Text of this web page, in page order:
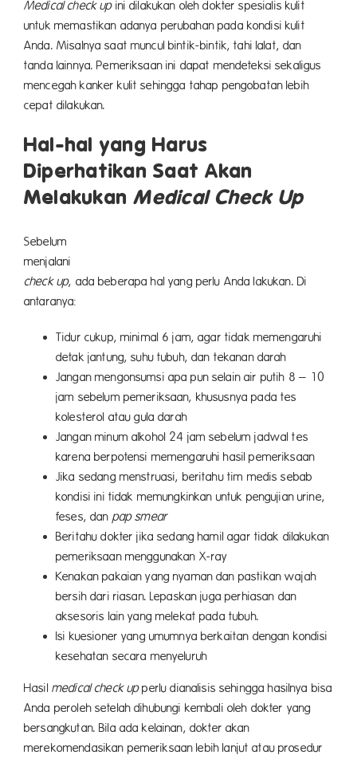
Medical check upini dilakukan oleh dokter spesialis kulit
untuk memastikan adanya perubahan pada kondisi kulit
Anda. Misalnya saat muncul bintik-bintik, tahi lalat, dan
tanda lainnya. Pemeriksaan ini dapat mendeteksi sekaligus
mencegah kanker kulit sehingga tahap pengobatan lebih
cepat dilakukan.
Hal-hal yang Harus
Diperhatikan Saat Akan
MelakukanMedical Check Up
Sebelum
check up, ada beberapa hal yang perlu Anda lakukan. Di
antaranya:
Tidur cukup, minimal 6 jam, agar tidak memengaruhi
detak jantung, suhu tubuh, dan tekanan darah
Jangan mengonsumsi apa pun selain air putih 8 – 10
jam sebelum pemeriksaan, khususnya pada tes
kolesterol atau gula darah
Jangan minum alkohol 24 jam sebelum jadwal tes
karena berpotensi memengaruhi hasil pemeriksaan
Jika sedang menstruasi, beritahu tim medis sebab
kondisi ini tidak memungkinkan untuk pengujian urine,
feses, dan pap smear
Beritahu dokter jika sedang hamil agar tidak dilakukan
pemeriksaan menggunakan X-ray
Kenakan pakaian yang nyaman dan pastikan wajah
bersih dari riasan. Lepaskan juga perhiasan dan
aksesoris lain yang melekat pada tubuh.
Isi kuesioner yang umumnya berkaitan dengan kondisi
kesehatan secara menyeluruh
Hasil medical check upperlu dianalisis sehingga hasilnya bisa
Anda peroleh setelah dihubungi kembali oleh dokter yang
bersangkutan. Bila ada kelainan, dokter akan
merekomendasikan pemeriksaan lebih lanjut atau prosedur